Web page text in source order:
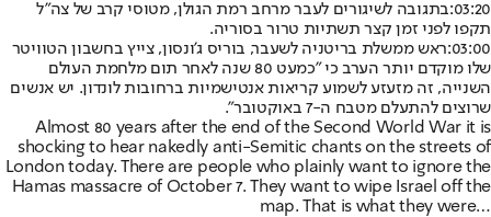
03:20: בתגובה לשיגורים לעבר מרחב רמת הגולן, מטוסי קרב של צה"ל
תקפו לפני זמן קצר תשתיות טרור בסוריה.
03:00: ראש ממשלת בריטניה לשעבר, בוריס ג'ונסון, צייץ בחשבון הטוויטר
שלו מוקדם יותר הערב כי "כמעט 80 שנה לאחר תום מלחמת העולם
השנייה, זה מזעזע לשמוע קריאות אנטישמיות ברחובות לונדון. יש אנשים
שרוצים להתעלם מטבח ה-7 באוקטובר".
Almost 80 years after the end of the Second World War it is
shocking to hear nakedly anti-Semitic chants on the streets of
London today. There are people who plainly want to ignore the
Hamas massacre of October 7. They want to wipe Israel off the
map. That is what they were…